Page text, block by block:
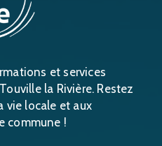
et services
la Rivière. Restez
vie locale et aux
commune !